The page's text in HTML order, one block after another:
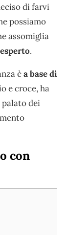
di farvi
possiamo
assomiglia
esperto.
èa base di
e croce, ha
dei
con